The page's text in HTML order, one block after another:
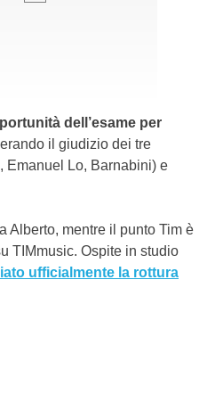
dell’esame per
il giudizio dei tre
Emanuel Lo, Barnabini) e
Alberto, mentre il punto Tim è
TIMmusic. Ospite in studio
ufficialmente la rottura